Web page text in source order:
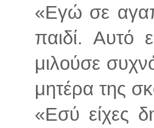
«Εγώ σε
παιδί. Αυτό
μιλούσε
μητέρα της
«Εσύ είχες